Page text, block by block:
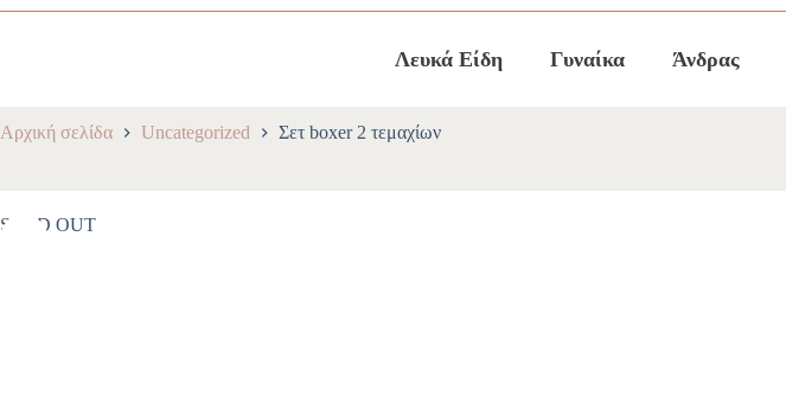
Λευκά Είδη Γυναίκα Άνδρας
Αρχική σελίδα Uncategorized Σετ boxer 2 τεμαχίων
SOLD OUT